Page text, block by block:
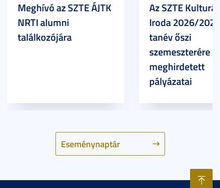
Eseménynaptár
Meghívó az SZTE ÁJTK
NRTI alumni
találkozójára
Az SZTE
Iroda 2026/
tanév őszi
szemeszterére
meghirdetett
pályázatai